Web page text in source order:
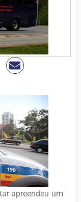
apreendeu um